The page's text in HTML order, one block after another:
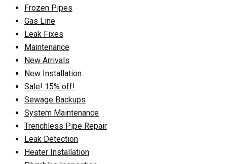
Frozen Pipes
Gas Line
Leak Fixes
Maintenance
New Arrivals
New Installation
Sale! 15% off!
Sewage Backups
System Maintenance
Trenchless Pipe Repair
Leak Detection
Heater Installation